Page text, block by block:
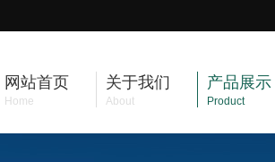
网站首页
Home
关于我们
About
产品展示
Product